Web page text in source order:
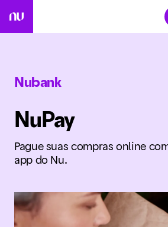
Nubank
NuPay
Pague suas compras online
app do Nu.